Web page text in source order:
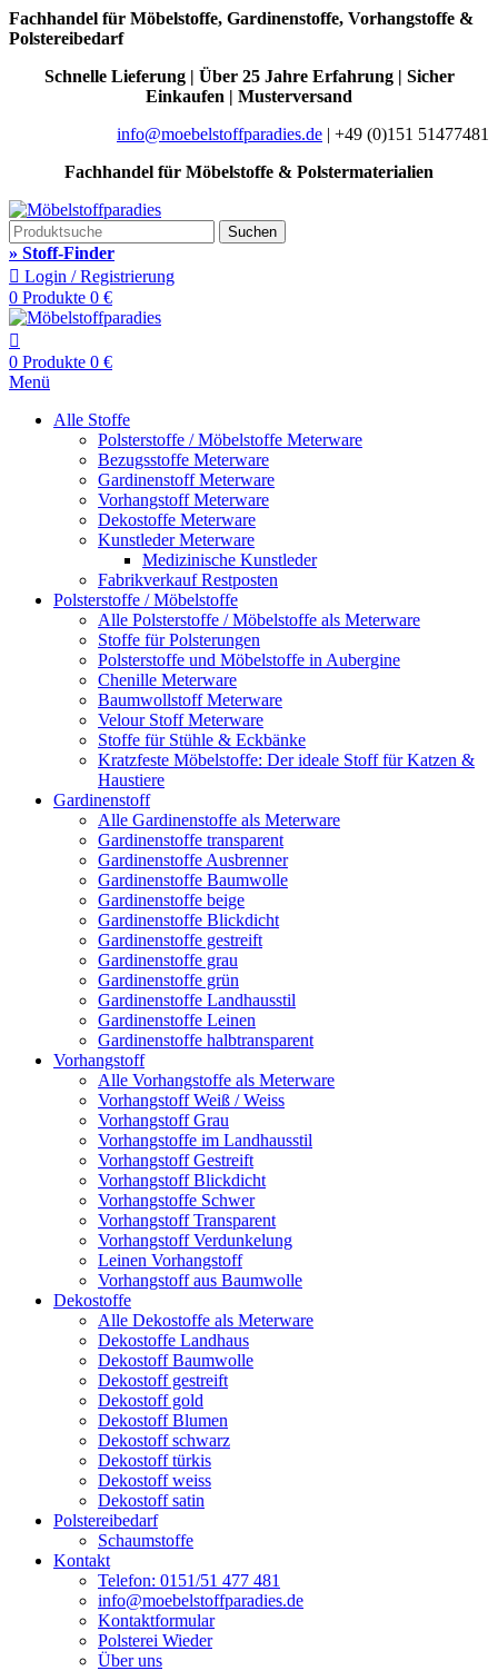
Fachhandel für Möbelstoffe, Gardinenstoffe, Vorhangstoffe &
Polstereibedarf
Schnelle Lieferung | Über 25 Jahre Erfahrung | Sicher
Einkaufen | Musterversand
info@moebelstoffparadies.de | +49 (0)151 51477481
Fachhandel für Möbelstoffe & Polstermaterialien
Suchen
» Stoff-Finder
Login / Registrierung
0 Produkte 0 €
0 Produkte 0 €
Menü
Alle Stoffe
Polsterstoffe / Möbelstoffe Meterware
Bezugsstoffe Meterware
Gardinenstoff Meterware
Vorhangstoff Meterware
Dekostoffe Meterware
Kunstleder Meterware
Medizinische Kunstleder
Fabrikverkauf Restposten
Polsterstoffe / Möbelstoffe
Alle Polsterstoffe / Möbelstoffe als Meterware
Stoffe für Polsterungen
Polsterstoffe und Möbelstoffe in Aubergine
Chenille Meterware
Baumwollstoff Meterware
Velour Stoff Meterware
Stoffe für Stühle & Eckbänke
Kratzfeste Möbelstoffe: Der ideale Stoff für Katzen &
Haustiere
Gardinenstoff
Alle Gardinenstoffe als Meterware
Gardinenstoffe transparent
Gardinenstoffe Ausbrenner
Gardinenstoffe Baumwolle
Gardinenstoffe beige
Gardinenstoffe Blickdicht
Gardinenstoffe gestreift
Gardinenstoffe grau
Gardinenstoffe grün
Gardinenstoffe Landhausstil
Gardinenstoffe Leinen
Gardinenstoffe halbtransparent
Vorhangstoff
Alle Vorhangstoffe als Meterware
Vorhangstoff Weiß / Weiss
Vorhangstoff Grau
Vorhangstoffe im Landhausstil
Vorhangstoff Gestreift
Vorhangstoff Blickdicht
Vorhangstoffe Schwer
Vorhangstoff Transparent
Vorhangstoff Verdunkelung
Leinen Vorhangstoff
Vorhangstoff aus Baumwolle
Dekostoffe
Alle Dekostoffe als Meterware
Dekostoffe Landhaus
Dekostoff Baumwolle
Dekostoff gestreift
Dekostoff gold
Dekostoff Blumen
Dekostoff schwarz
Dekostoff türkis
Dekostoff weiss
Dekostoff satin
Polstereibedarf
Schaumstoffe
Kontakt
Telefon: 0151/51 477 481
info@moebelstoffparadies.de
Kontaktformular
Polsterei Wieder
Über uns